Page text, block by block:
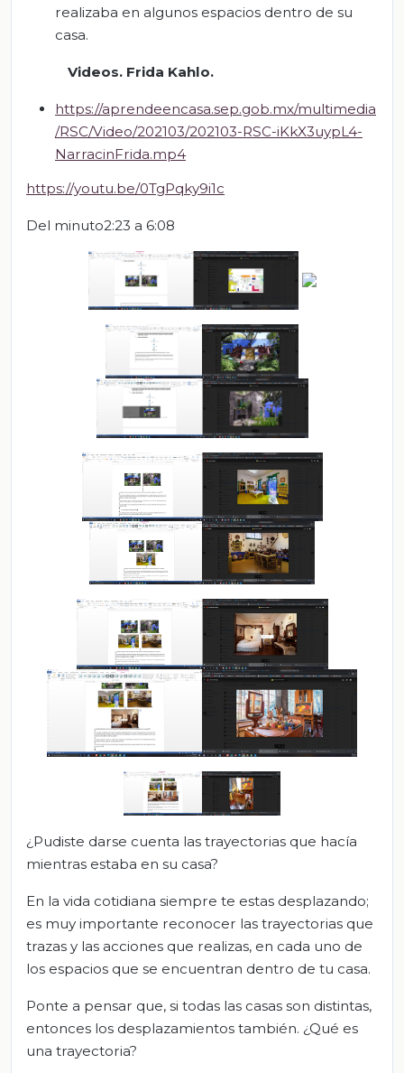
realizaba en algunos espacios dentro de su
casa.
Videos. Frida Kahlo.
https://aprendeencasa.sep.gob.mx/multimedia
/RSC/Video/202103/202103-RSC-iKkX3uypL4-
NarracinFrida.mp4
https://youtu.be/0TgPqky9i1c
Del minuto2:23 a 6:08
¿Pudiste darse cuenta las trayectorias que hacía
mientras estaba en su casa?
En la vida cotidiana siempre te estas desplazando;
es muy importante reconocer las trayectorias que
trazas y las acciones que realizas, en cada uno de
los espacios que se encuentran dentro de tu casa.
Ponte a pensar que, si todas las casas son distintas,
entonces los desplazamientos también. ¿Qué es
una trayectoria?